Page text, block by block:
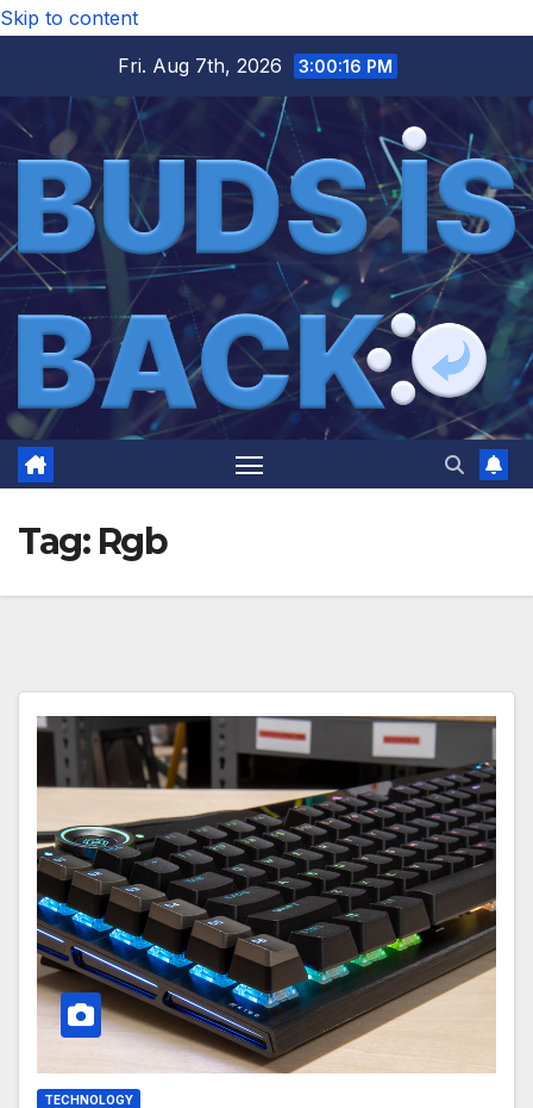
Skip to content
Fri. Aug 7th, 2026
3:00:17 PM
Tag: Rgb
TECHNOLOGY